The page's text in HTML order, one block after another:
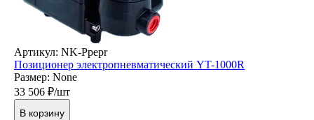
Артикул: NK-Ppepr
Позиционер электропневматический YT-1000R
Размер: None
33 506 ₽/шт
В корзину